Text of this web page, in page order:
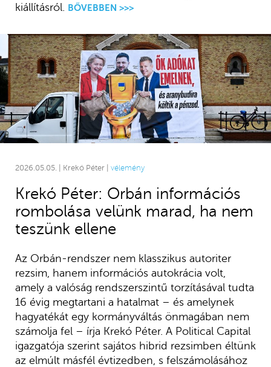
kiállításról. BŐVEBBEN >>>
2026.05.05. | Krekó Péter | vélemény
Krekó Péter: Orbán információs
rombolása velünk marad, ha nem
teszünk ellene
Az Orbán-rendszer nem klasszikus autoriter
rezsim, hanem információs autokrácia volt,
amely a valóság rendszerszintű torzításával tudta
16 évig megtartani a hatalmat – és amelynek
hagyatékát egy kormányváltás önmagában nem
számolja fel – írja Krekó Péter. A Political Capital
igazgatója szerint sajátos hibrid rezsimben éltünk
az elmúlt másfél évtizedben, s felszámolásához